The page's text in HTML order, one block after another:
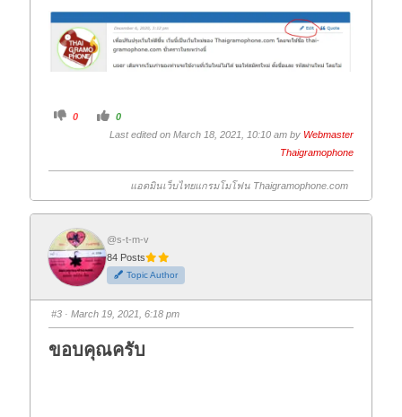
C
o
h
u
b
s
d
o
w
n
0
C
i
o
h
u
s
u
p
0
Last edited on March 18, 2021, 10:10 am by Webmaster
Thaigramophone
แอดมินเว็บไทยแกรมโมโฟน Thaigramophone.com
@s-t-m-v
84 Posts
Topic Author
#3 · March 19, 2021, 6:18 pm
ขอบคุณครับ